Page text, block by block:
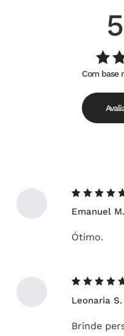
Com base
5de 5
Emanuel M.
Ótimo.
5de 5
Leonaria S.
Brinde